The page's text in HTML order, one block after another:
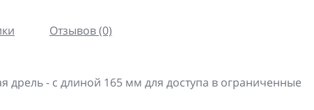
Отзывов (0)
дрель - с длиной 165 мм для доступа в ограниченные